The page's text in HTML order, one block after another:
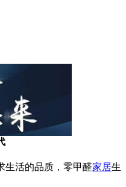
生活的品质，零甲醛家居生